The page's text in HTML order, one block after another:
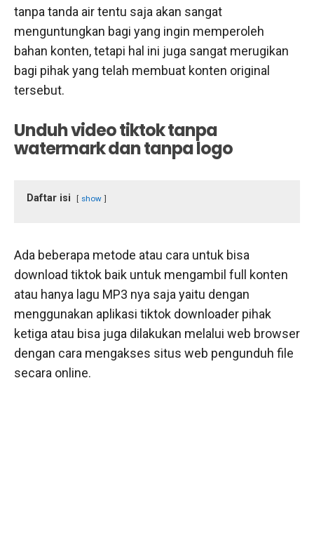
tanpa tanda air tentu saja akan sangat
menguntungkan bagi yang ingin memperoleh
bahan konten, tetapi hal ini juga sangat merugikan
bagi pihak yang telah membuat konten original
tersebut.
Unduh video tiktok tanpa
watermark dan tanpa logo
Daftar isi show
Ada beberapa metode atau cara untuk bisa
download tiktok baik untuk mengambil full konten
atau hanya lagu MP3 nya saja yaitu dengan
menggunakan aplikasi tiktok downloader pihak
ketiga atau bisa juga dilakukan melalui web browser
dengan cara mengakses situs web pengunduh file
secara online.